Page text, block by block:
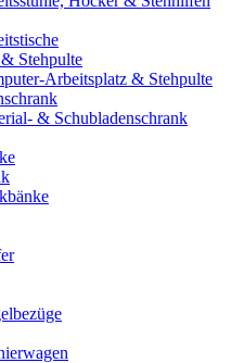
Stehpulte
Arbeitsplatz & Stehpulte
& Schubladenschrank